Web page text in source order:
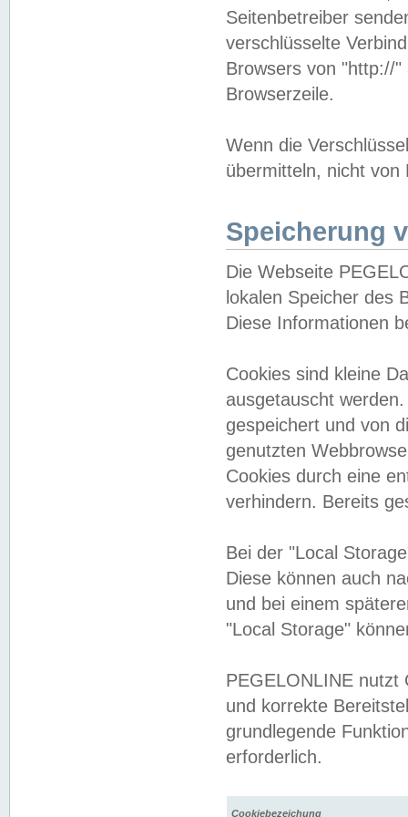
Seitenbetreiber
verschlüsselte
Browsers von "http://
Browserzeile.
Wenn die
übermitteln, nicht von
Speicherung
Die Webseite
lokalen Speicher des
Diese Informationen
Cookies sind kleine
ausgetauscht
gespeichert und von
genutzten
Cookies durch eine
verhindern. Bereits
Bei der "Local
Diese können auch
und bei einem
"Local Storage"
PEGELONLINE nutzt
und korrekte
grundlegende
erforderlich.
Cookiebezeichung